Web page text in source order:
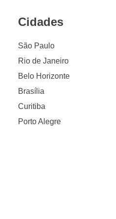
Cidades
São Paulo
Rio de Janeiro
Belo Horizonte
Brasília
Curitiba
Porto Alegre